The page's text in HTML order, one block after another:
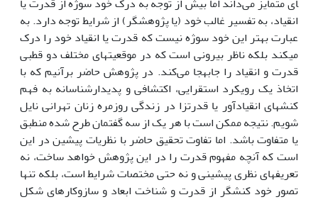
انقیاد، به تفسیر غالب خود (یا پژوهشگر) از شرایط توجه دارد. به
عبارت بهتر این خود سوژه نیست که قدرت یا انقیاد خود را درک
می­کند بلکه ناظر بیرونی است که در موقعیت­های مختلف دو قطبی
قدرت و انقیاد را جابه­جا می‌کند. در پژوهش حاضر برآنیم که با
اتخاذ یک رویکرد استقرایی، اکتشافی و پدیدارشناسانه به فهم
کنش­های انقیادآور یا قدرت­زا در زندگی روزمره زنان تهرانی نایل
شویم. نتیجه ممکن است با هر یک از سه گفتمان طرح شده منطبق
یا متفاوت باشد. اما تفاوت تحقیق حاضر با نظریات پیشین در این
است که آنچه مفهوم قدرت را در این پژوهش خواهد ساخت، نه
تعریف­های نظری پیشینی و نه حتی مختصات شرایط است، بلکه تنها
تصور خود کنشگر از قدرت و شناخت ابعاد و سازوکار­های شکل